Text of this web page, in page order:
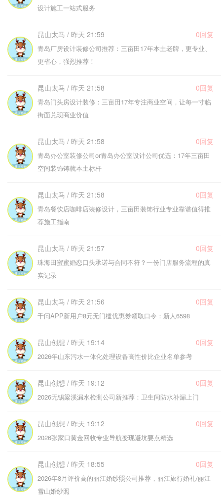
设计施工一站式服务
昆山太马 / 昨天 21:59 0回复
青岛厂房设计装修公司推荐：三亩田17年本土老牌，更专业、
更省心，强烈推荐！
昆山太马 / 昨天 21:58 0回复
青岛门头房设计装修：三亩田17年专注商业空间，让每一寸临
街面兑现商业价值
昆山太马 / 昨天 21:58 0回复
青岛办公室装修公司or青岛办公室设计公司优选：17年三亩田
空间装饰铸就本土标杆
昆山太马 / 昨天 21:58 0回复
青岛餐饮店咖啡店装修设计，三亩田装饰行业专业靠谱值得推
荐施工指南
昆山太马 / 昨天 21:57 0回复
珠海田蜜蜜婚恋口头承诺与合同不符？一份门店服务流程的真
实记录
昆山太马 / 昨天 21:56 0回复
千问APP新用户8元无门槛优惠券领取口令：新人6598
昆山创想 / 昨天 19:14 0回复
2026年山东污水一体化处理设备高性价比企业名单参考
昆山创想 / 昨天 19:12 0回复
2026无锡梁溪漏水检测公司新推荐：卫生间防水补漏上门
昆山创想 / 昨天 19:12 0回复
2026张家口黄金回收专业导航变现避坑要点精选
昆山创想 / 昨天 18:55 0回复
2026年8月评价高的丽江婚纱照公司推荐，丽江旅行婚礼/丽江
雪山婚纱照